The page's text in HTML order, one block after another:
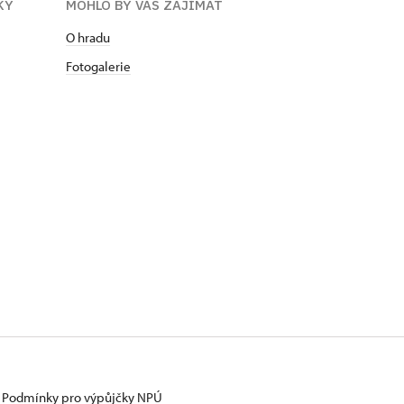
MOHLO BY VÁS ZAJÍMAT
O hradu
Fotogalerie
Podmínky pro výpůjčky NPÚ